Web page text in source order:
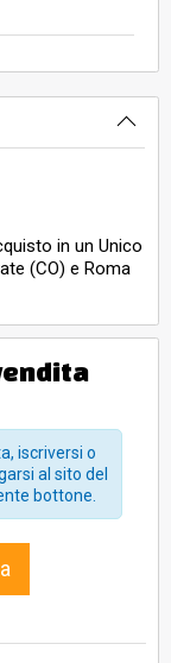
in un Unico
(CO) e Roma
cpc in
del pagamento
e
1.500.000,00.
(identificato in
2: appartamento
Uffici. Beni 5:
iscriversi o
al sito del
bottone.